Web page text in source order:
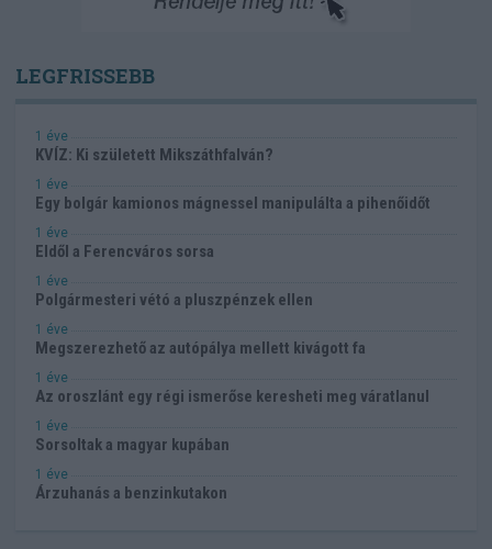
LEGFRISSEBB
1 éve
KVÍZ: Ki született Mikszáthfalván?
1 éve
Egy bolgár kamionos mágnessel manipulálta a pihenőidőt
1 éve
Eldől a Ferencváros sorsa
1 éve
Polgármesteri vétó a pluszpénzek ellen
1 éve
Megszerezhető az autópálya mellett kivágott fa
1 éve
Az oroszlánt egy régi ismerőse keresheti meg váratlanul
1 éve
Sorsoltak a magyar kupában
1 éve
Árzuhanás a benzinkutakon